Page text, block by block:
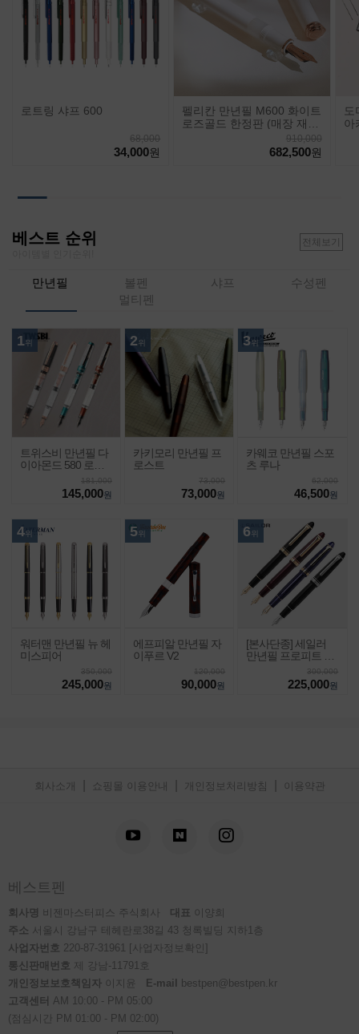
로트링 샤프 600
68,000
34,000원
펠리칸 만년필 M600 화이트
로즈골드 한정판 (매장 재
910,000
682,500원
아
베스트 순위 전체보기
만년필
볼펜
멀티펜
샤프 수성펜
1위
트위스비 만년필 다
이아몬드 580 로즈
181,000
145,000원
2위
카키모리 만년필 프
로스트
73,000
73,000원
3위
카웨코 만년필 스포
츠 루나
62,000
46,500원
4위
워터맨 만년필 뉴 헤
미스피어
350,000
245,000원
5위
에프피알 만년필 자
이푸르 V2
120,000
90,000원
6위
[본사단종] 세일러
만년필 프로피트 라
300,000
225,000원
회사소개 쇼핑몰 이용안내 개인정보처리방침 이용약관
베스트펜
회사명 비젠마스터피스 주식회사 대표 이양희
주소 서울시 강남구 테헤란로38길 43 청록빌딩 지하1층
사업자번호 220-87-31961
[사업자정보확인]
통신판매번호 제 강남-11791호
개인정보보호책임자 이지윤 E-mail
bestpen@bestpen.kr
고객센터
AM 10:00 - PM 05:00
(점심시간 PM 01:00 - PM 02:00)